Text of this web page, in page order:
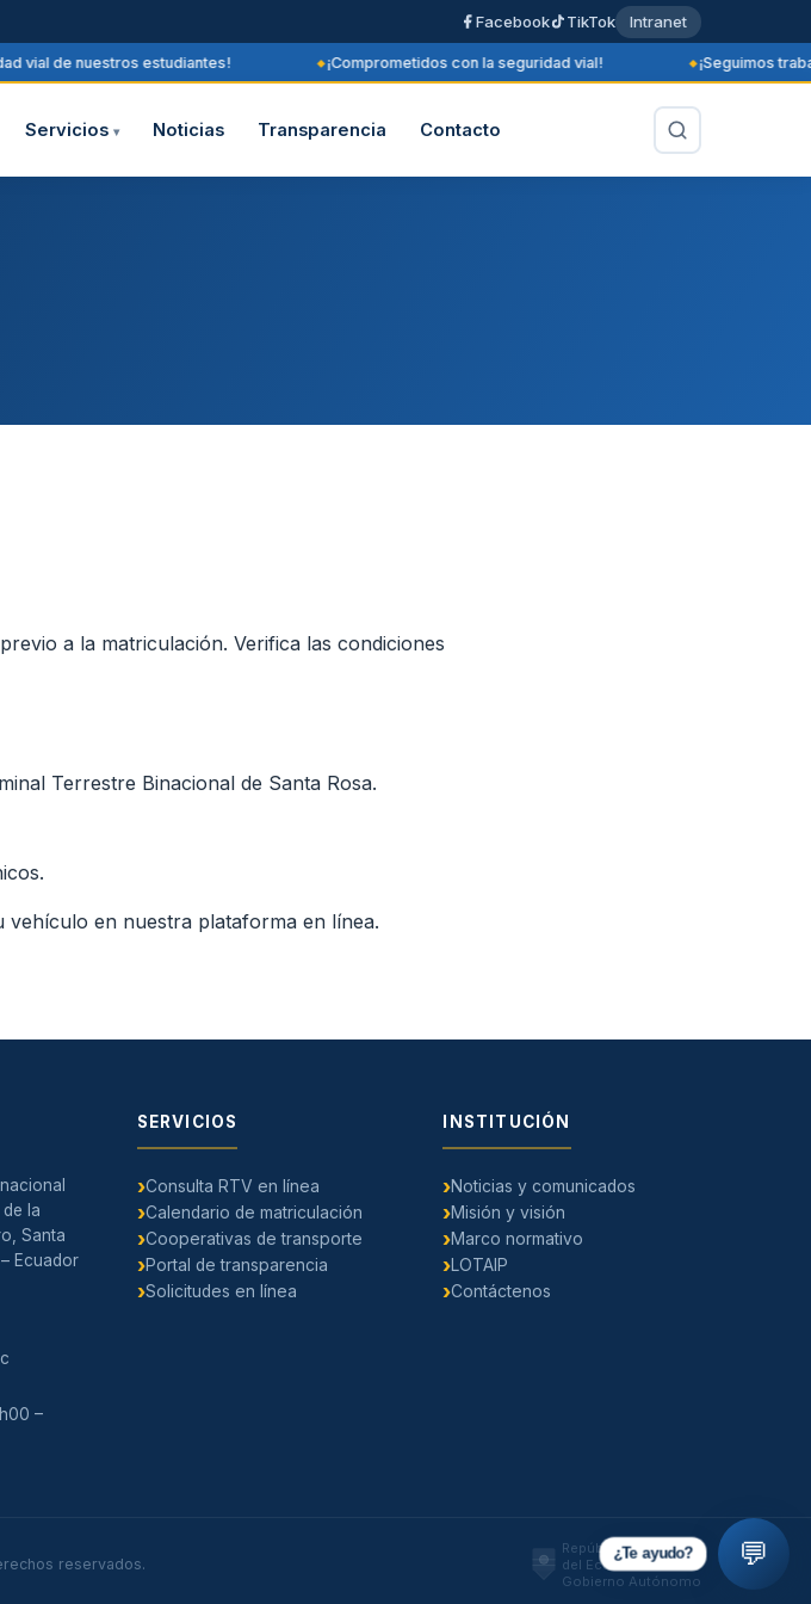
Facebook TikTok Intranet
vial de nuestros estudiantes! ¡Comprometidos con la seguridad vial! ¡Seguimos
Servicios▾ Noticias Transparencia Contacto
a la matriculación. Verifica las condiciones
Terrestre Binacional de Santa Rosa.
vehículo en nuestra plataforma en línea.
la
Santa
Ecuador
–
SERVICIOS
Consulta RTV en línea
Calendario de matriculación
Cooperativas de transporte
Portal de transparencia
Solicitudes en línea
INSTITUCIÓN
Noticias y comunicados
Misión y visión
Marco normativo
LOTAIP
Contáctenos
reservados.
República
del Ecuador
Gobierno Autónomo
💬
¿Te ayudo?